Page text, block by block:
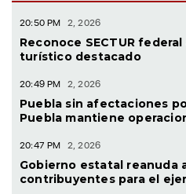
20:50 PM 2, 2026
Reconoce SECTUR
turístico destacado
20:49 PM 2, 2026
Puebla sin afectaciones
Puebla mantiene
20:47 PM 2, 2026
Gobierno estatal reanuda
contribuyentes para el